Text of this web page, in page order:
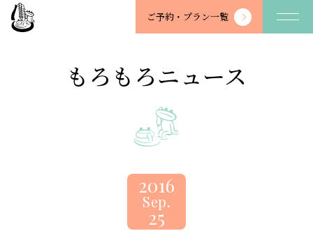
望
川
ご予約・ プラン一覧
もろもろニュース
2016
Sep.
25